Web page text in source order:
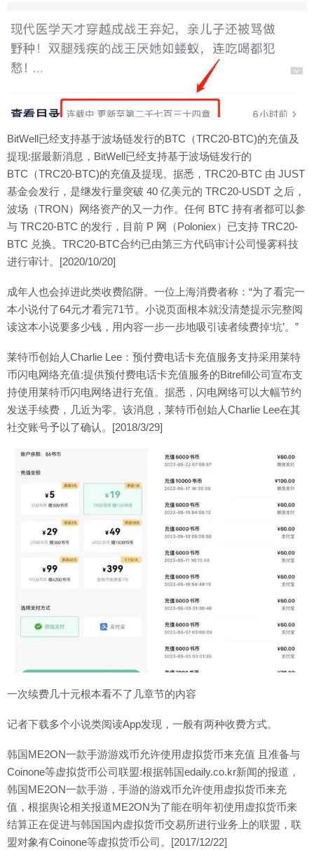
BitWell已经支持基于波场链发行的BTC（TRC20-BTC)的充值及
提现:据最新消息，BitWell已经支持基于波场链发行的
BTC（TRC20-BTC)的充值及提现。据悉，TRC20-BTC 由 JUST
基金会发行，是继发行量突破 40 亿美元的 TRC20-USDT 之后，
波场（TRON）网络资产的又一力作。任何 BTC 持有者都可以参
与 TRC20-BTC 的发行，目前 P 网（Poloniex）已支持 TRC20-
BTC 兑换。TRC20-BTC合约已由第三方代码审计公司慢雾科技
进行审计。[2020/10/20]
成年人也会掉进此类收费陷阱。一位上海消费者称：“为了看完一
本小说付了64元才看完71节。小说页面根本就没清楚提示完整阅
读这本小说要多少钱，用内容一步一步地吸引读者续费掉‘坑’。”
莱特币创始人Charlie Lee：预付费电话卡充值服务支持采用莱特
币闪电网络充值:提供预付费电话卡充值服务的Bitrefill公司宣布支
持使用莱特币闪电网络进行充值。据悉，闪电网络可以大幅节约
发送手续费，几近为零。该消息，莱特币创始人Charlie Lee在其
社交账号予以了确认。[2018/3/29]
一次续费几十元根本看不了几章节的内容
记者下载多个小说类阅读App发现，一般有两种收费方式。
韩国ME2ON一款手游游戏币允许使用虚拟货币来充值 且准备与
Coinone等虚拟货币公司联盟:根据韩国edaily.co.kr新闻的报道，
韩国ME2ON一款手游，手游的游戏币允许使用虚拟货币来充
值，根据舆论相关报道ME2ON为了能在明年初使用虚拟货币来
结算正在促进与韩国国内虚拟货币交易所进行业务上的联盟，联
盟对象有Coinone等虚拟货币公司。[2017/12/22]